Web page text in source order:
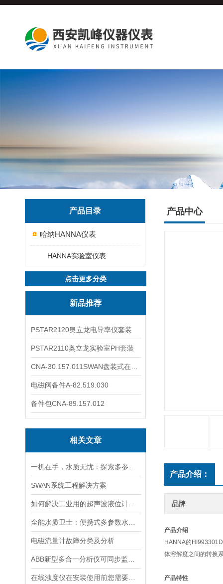
产品目录
哈纳HANNA仪表
HANNA实验室仪表
点击更多分类
新品推荐
PSTAR2120奥立龙电导率仪套装
PSTAR2110奥立龙实验室PH套装
电磁阀备件A-82.519.030
备件包CNA-89.157.012
相关文章
SWAN系统工程解决方案
电磁流量计故障分类及分析
产品中心
产品介绍：
品牌
产品介绍
HANNA的
体溶解度之间的转换
产品特性